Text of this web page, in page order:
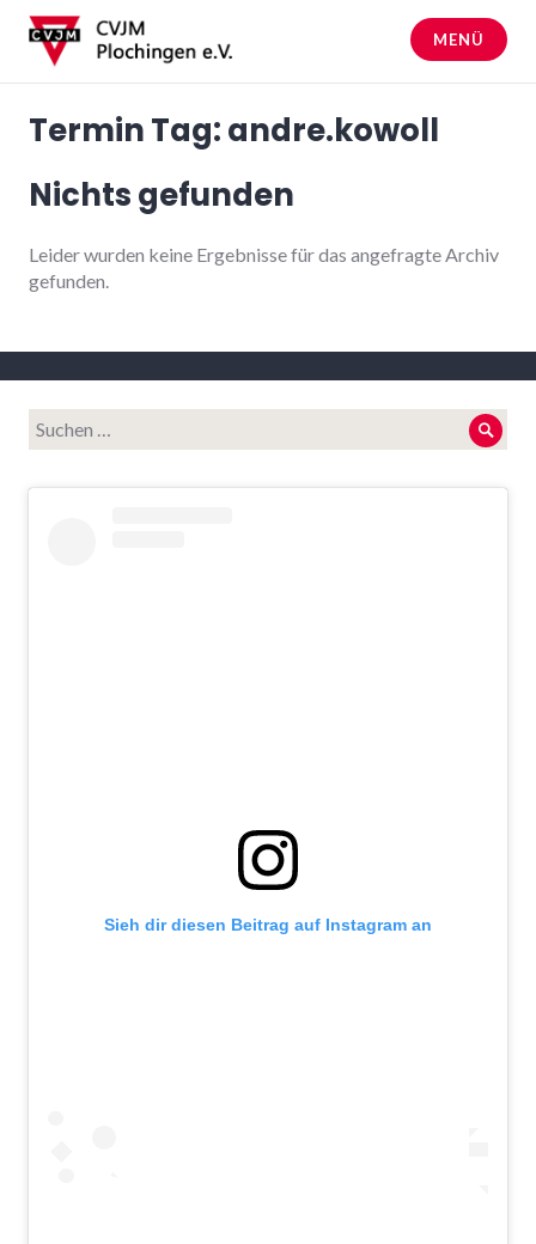
Zum
Inhalt
springen
MENÜ
Termin Tag:andre.kowoll
Nichts gefunden
Leider wurden keine Ergebnisse für das angefragte Archiv
gefunden.
Suche
nach:
Sieh dir diesen Beitrag auf Instagram an